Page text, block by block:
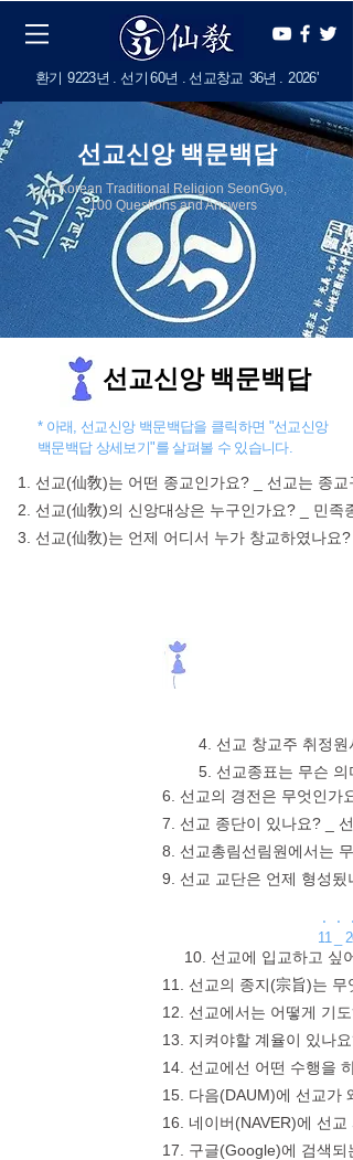
​환기 9223년 . 선기 60년 . 선교창교 36년 . 2026'
​선교신앙 백문백답
Korean Traditional Religion SeonGyo,
100 Questions and Answers
선교신앙 백문백답
* 아래, 선교신앙 백문백답을 클릭하면 "선교신앙
백문백답 상세보기"를 살펴볼 수 있습니다.
1. 선교(仙敎)는 어떤 종교인가요? _ 선교는 종
2. 선교(仙敎)의 신앙대상은 누구인가요? _ 민
3. 선교(仙敎)는 언제 어디서 누가 창교하였나요
4. 선교 창교주 취정
5. 선교종표는 무슨
6. 선교의 경전은 무엇인가
7. 선교 종단이 있나요? _
8. 선교총림선림원에서는
9. 선교 교단은 언제 형성
. . .
11 _ 20
10. 선교에 입교하고 싶
11. 선교의 종지(宗旨)는
12. 선교에서는 어떻게 기
13. 지켜야할 계율이 있나
14. 선교에선 어떤 수행을
15. 다음(DAUM)에 선교가
16. 네이버(NAVER)에 선
17. 구글(Google)에 검색